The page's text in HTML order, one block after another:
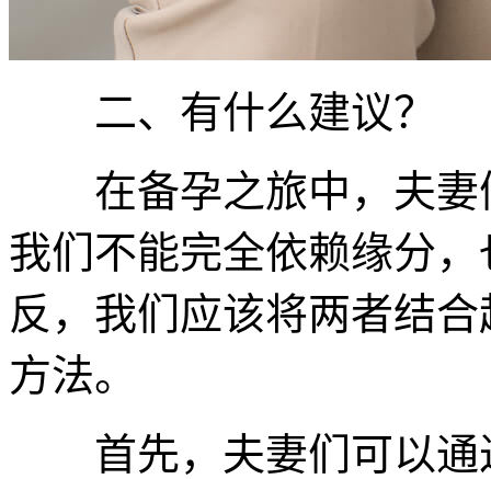
二、有什么建议？
在备孕之旅中，夫妻
我们不能完全依赖缘分
反，我们应该将两者结
方法。
首先，夫妻们可以通